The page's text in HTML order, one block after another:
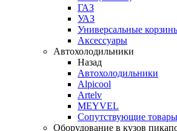
ГАЗ
УАЗ
Универсальные
Аксессуары
Автохолодильники
Назад
Автохолодильники
Alpicool
Artelv
MEYVEL
Сопутствующие товары
Оборудование в кузов